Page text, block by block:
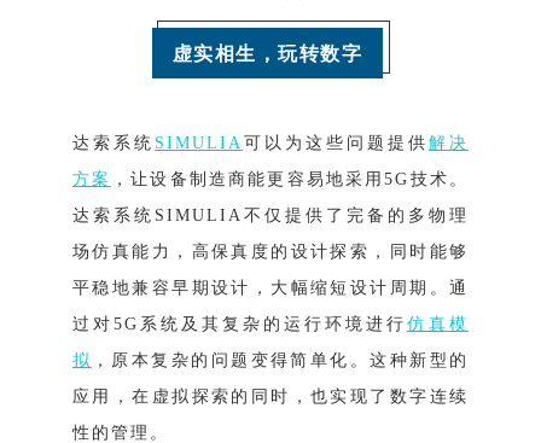
虚实相生，玩转数字
达索系统 SIMULIA 可以为这些问题提供 解决
方案 ，让设备制造商能更容易地采用5G技术。
达索系统SIMULIA不仅提供了完备的多物理
场仿真能力，高保真度的设计探索，同时能够
平稳地兼容早期设计，大幅缩短设计周期。通
过对5G系统及其复杂的运行环境进行 仿真模
拟 ，原本复杂的问题变得简单化。这种新型的
应用，在虚拟探索的同时，也实现了数字连续
性的管理。